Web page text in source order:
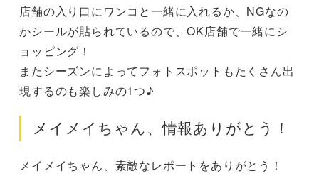
店舗の入り口にワンコと一緒に入れるか、NGなの
かシールが貼られているので、OK店舗で一緒にシ
ョッピング！
またシーズンによってフォトスポットもたくさん出
現するのも楽しみの1つ♪
メイメイちゃん、情報ありがとう！
メイメイちゃん、素敵なレポートをありがとう！